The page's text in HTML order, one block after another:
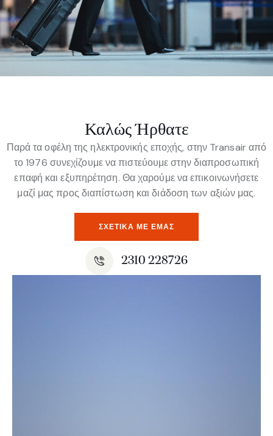
Καλώς Ήρθατε
Παρά τα οφέλη της ηλεκτρονικής εποχής, στην Transair από
το 1976 συνεχίζουμε να πιστεύουμε στην διαπροσωπική
επαφή και εξυπηρέτηση. Θα χαρούμε να επικοινωνήσετε
μαζί μας προς διαπίστωση και διάδοση των αξιών μας.
ΣΧΕΤΙΚΆ ΜΕ ΕΜΆΣ
2310 228726